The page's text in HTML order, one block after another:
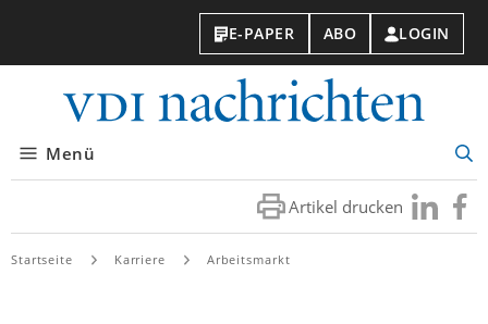
E-PAPER ABO LOGIN
Menü
Artikel drucken Besuchen
Sie
Sie
Startseite Karriere Arbeitsmarkt